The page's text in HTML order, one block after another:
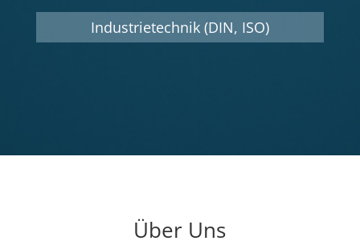
Industrietechnik (DIN, ISO)
Über Uns